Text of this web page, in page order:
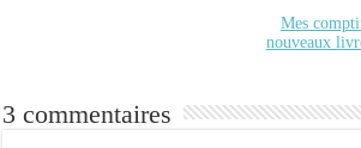
Mes
nouveaux
3 commentaires